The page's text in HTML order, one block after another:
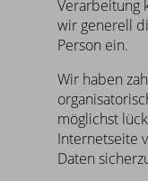
Verarbeitung
wir generell
Person ein.
Wir haben
möglichst
Internetseite
Daten